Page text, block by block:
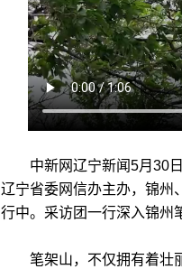
中新网辽宁新闻5月30日
辽宁省委网信办主办，锦州
行中。采访团一行深入锦州
笔架山，不仅拥有着壮丽